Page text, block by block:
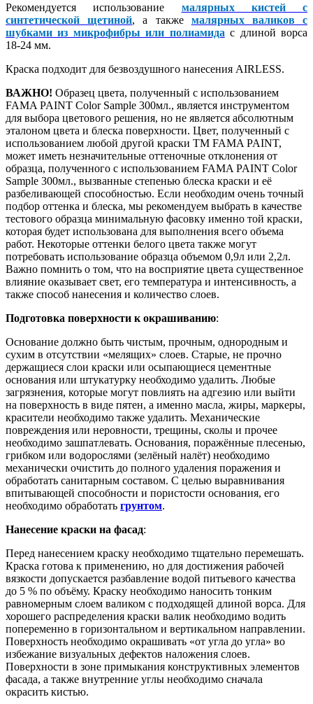
Рекомендуется использование малярных кистей с
синтетической щетиной, а также малярных валиков с
шубками из микрофибры или полиамида с длиной ворса
18-24 мм.
Краска подходит для безвоздушного нанесения AIRLESS.
ВАЖНО! Образец цвета, полученный с использованием
FAMA PAINT Color Sample 300мл., является инструментом
для выбора цветового решения, но не является абсолютным
эталоном цвета и блеска поверхности. Цвет, полученный с
использованием любой другой краски ТМ FAMA PAINT,
может иметь незначительные оттеночные отклонения от
образца, полученного с использованием FAMA PAINT Color
Sample 300мл., вызванные степенью блеска краски и её
разбеливающей способностью. Если необходим очень точный
подбор оттенка и блеска, мы рекомендуем выбрать в качестве
тестового образца минимальную фасовку именно той краски,
которая будет использована для выполнения всего объема
работ. Некоторые оттенки белого цвета также могут
потребовать использование образца объемом 0,9л или 2,2л.
Важно помнить о том, что на восприятие цвета существенное
влияние оказывает свет, его температура и интенсивность, а
также способ нанесения и количество слоев.
Подготовка поверхности к окрашиванию:
Основание должно быть чистым, прочным, однородным и
сухим в отсутствии «мелящих» слоев. Старые, не прочно
держащиеся слои краски или осыпающиеся цементные
основания или штукатурку необходимо удалить. Любые
загрязнения, которые могут повлиять на адгезию или выйти
на поверхность в виде пятен, а именно масла, жиры, маркеры,
красители необходимо также удалить. Механические
повреждения или неровности, трещины, сколы и прочее
необходимо зашпатлевать. Основания, поражённые плесенью,
грибком или водорослями (зелёный налёт) необходимо
механически очистить до полного удаления поражения и
обработать санитарным составом. С целью выравнивания
впитывающей способности и пористости основания, его
необходимо обработать грунтом.
Нанесение краски на фасад:
Перед нанесением краску необходимо тщательно перемешать.
Краска готова к применению, но для достижения рабочей
вязкости допускается разбавление водой питьевого качества
до 5 % по объёму. Краску необходимо наносить тонким
равномерным слоем валиком с подходящей длиной ворса. Для
хорошего распределения краски валик необходимо водить
попеременно в горизонтальном и вертикальном направлении.
Поверхность необходимо окрашивать «от угла до угла» во
избежание визуальных дефектов наложения слоев.
Поверхности в зоне примыкания конструктивных элементов
фасада, а также внутренние углы необходимо сначала
окрасить кистью.